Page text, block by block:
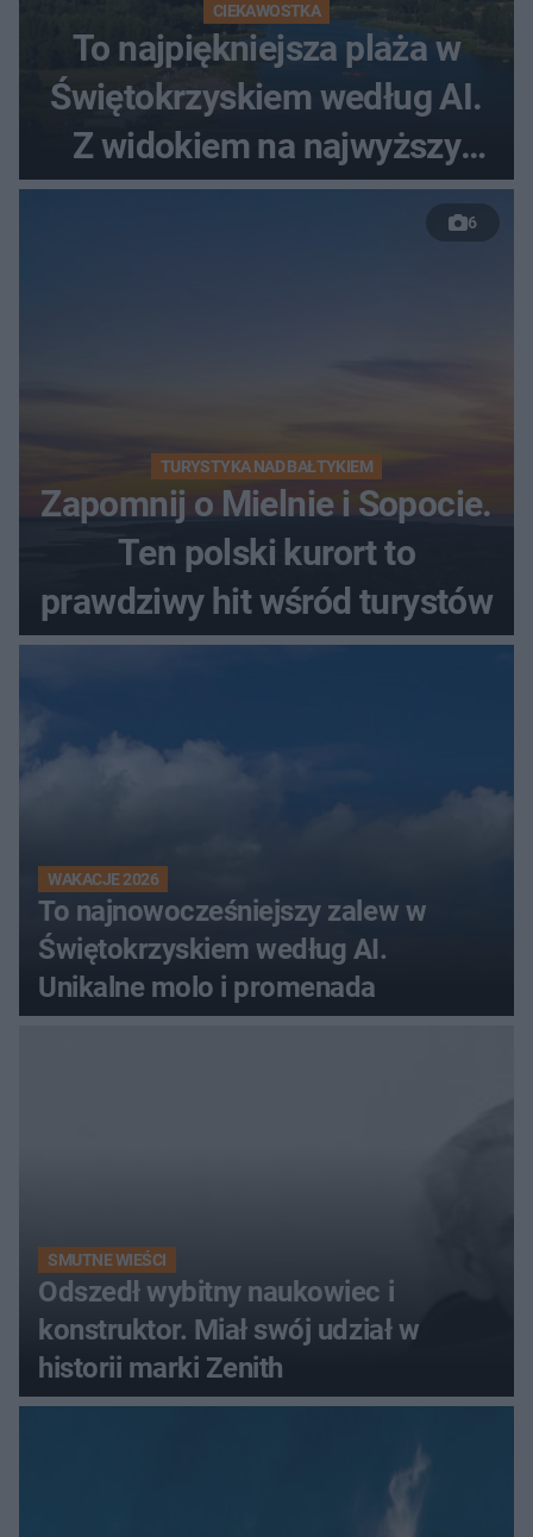
CIEKAWOSTKA
To najpiękniejsza plaża w
Świętokrzyskiem według AI.
Z widokiem na najwyższy
szczyt Gór Świętokrzyskich
6
TURYSTYKA NAD BAŁTYKIEM
Zapomnij o Mielnie i Sopocie.
Ten polski kurort to
prawdziwy hit wśród turystów
WAKACJE 2026
To najnowocześniejszy zalew w
Świętokrzyskiem według AI.
Unikalne molo i promenada
SMUTNE WIEŚCI
Odszedł wybitny naukowiec i
konstruktor. Miał swój udział w
historii marki Zenith